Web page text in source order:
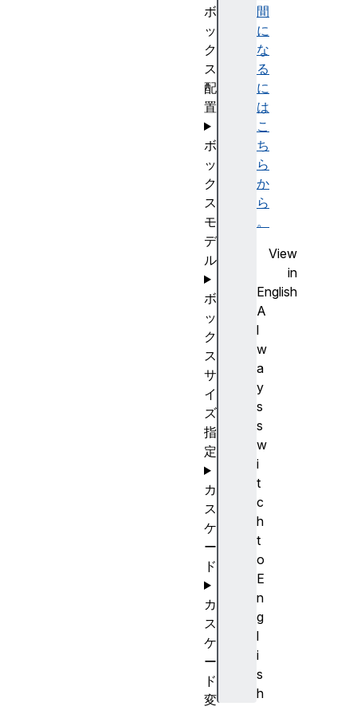
間
に
な
る
に
は
こ
ち
ら
か
ら
。
View
in
English
A
l
w
a
y
s
s
w
i
t
c
h
t
o
E
n
g
l
i
s
h
ボ
ッ
ク
ス
配
置
ボ
ッ
ク
ス
モ
デ
ル
ボ
ッ
ク
ス
サ
イ
ズ
指
定
カ
ス
ケ
ー
ド
カ
ス
ケ
ー
ド
変